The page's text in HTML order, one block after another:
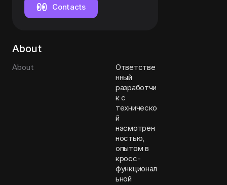
Contacts
About
About
Ответстве
нный
разработчи
к с
техническо
й
насмотрен
ностью,
опытом в
кросс-
функционал
ьной